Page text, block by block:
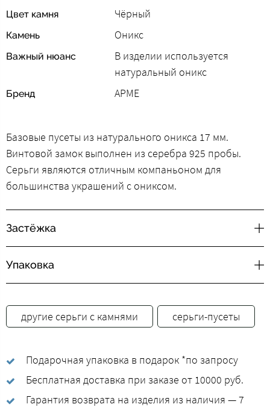
Цвет камня Чёрный
Камень Оникс
Важный нюанс
В изделии используется
натуральный оникс
Бренд АРМЕ
Базовые пусеты из натурального оникса 17 мм.
Винтовой замок выполнен из серебра 925 пробы.
Cерьги являются отличным компаньоном для
большинства украшений с ониксом.
Застёжка
Упаковка
другие cерьги с камнями серьги-пусеты
Подарочная упаковка в подарок *по запросу
Бесплатная доставка при заказе от 10000 руб.
Гарантия возврата на изделия из наличия — 7